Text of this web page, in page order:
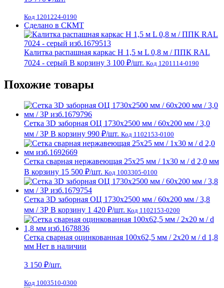
Код 1201224-0190
Сделано в СКМТ
Калитка распашная каркас Н 1,5 м L 0,8 м / ППК RAL
7024 - серый В корзину 3 100 ₽/шт. Код 1201114-0190
Похожие товары
Сетка 3D заборная ОЦ 1730х2500 мм / 60х200 мм / 3,0
мм / 3Р В корзину 990 ₽/шт. Код 1102153-0100
Сетка сварная нержавеющая 25х25 мм / 1х30 м / d 2,0 мм
В корзину 15 500 ₽/шт. Код 1003305-0100
Сетка 3D заборная ОЦ 1730х2500 мм / 60х200 мм / 3,8
мм / 3Р В корзину 1 420 ₽/шт. Код 1102153-0200
Сетка сварная оцинкованная 100х62,5 мм / 2х20 м / d 1,8
мм Нет в наличии
3 150 ₽/шт.
Код 1003510-0300